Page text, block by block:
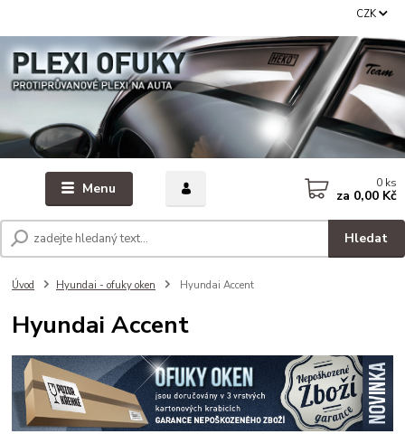
Menu
CZK
Hledat
0 ks
za 0,00 Kč
Úvod Hyundai - ofuky oken Hyundai Accent
Hyundai Accent